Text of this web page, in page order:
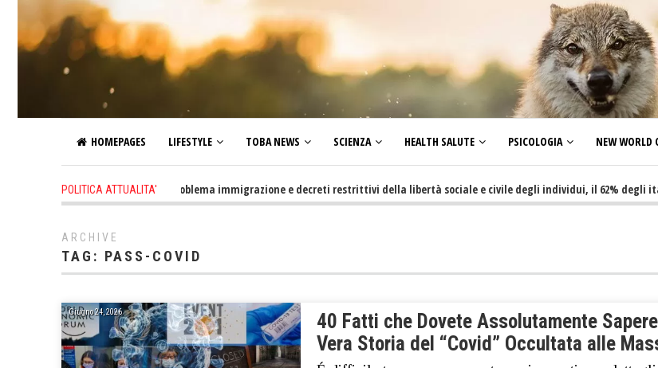
HOMEPAGES LIFESTYLE TOBA NEWS SCIENZA HEALTH SALUTE PSICOLOGIA NEW WORLD
POLITICA ATTUALITA'
2 days ago - Altro che problema immigrazione e decreti restrittivi della libertà sociale e civile degli individui, il 62% degli
ARCHIVE
TAG: PASS-COVID
Giugno 24, 2026
40 Fatti che Dovete Assolutamente
Vera Storia del “Covid” Occultata alle